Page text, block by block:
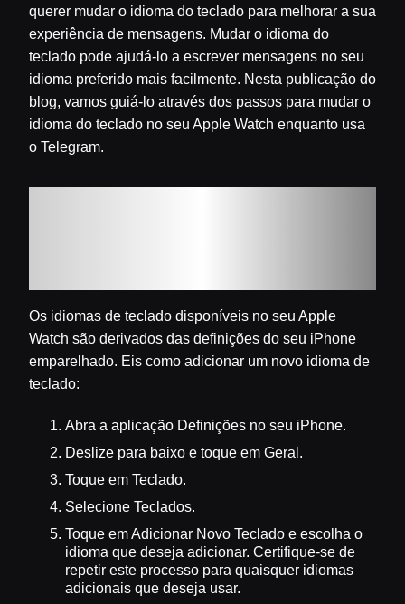
querer mudar o idioma do teclado para melhorar a sua
experiência de mensagens. Mudar o idioma do
teclado pode ajudá-lo a escrever mensagens no seu
idioma preferido mais facilmente. Nesta publicação do
blog, vamos guiá-lo através dos passos para mudar o
idioma do teclado no seu Apple Watch enquanto usa
o Telegram.
Os idiomas de teclado disponíveis no seu Apple
Watch são derivados das definições do seu iPhone
emparelhado. Eis como adicionar um novo idioma de
teclado:
Abra a aplicação Definições no seu iPhone.
Deslize para baixo e toque em Geral.
Toque em Teclado.
Selecione Teclados.
Toque em Adicionar Novo Teclado e escolha o
idioma que deseja adicionar. Certifique-se de
repetir este processo para quaisquer idiomas
adicionais que deseja usar.